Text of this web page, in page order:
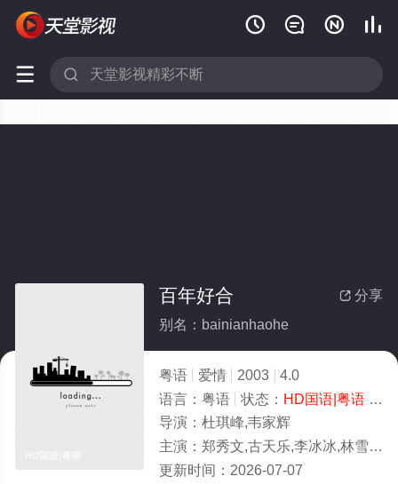
   
 
 分享
百年好合
别名：bainianhaohe
粤语 爱情 2003
4.0
语言： 粤语 状态： HD国语|粤语- 免费在线观看
导演： 杜琪峰,韦家辉
主演： 郑秀文,古天乐,李冰冰,林雪,韩君婷,张锦程,夏雨,颜颖思
更新时间： 2026-07-07